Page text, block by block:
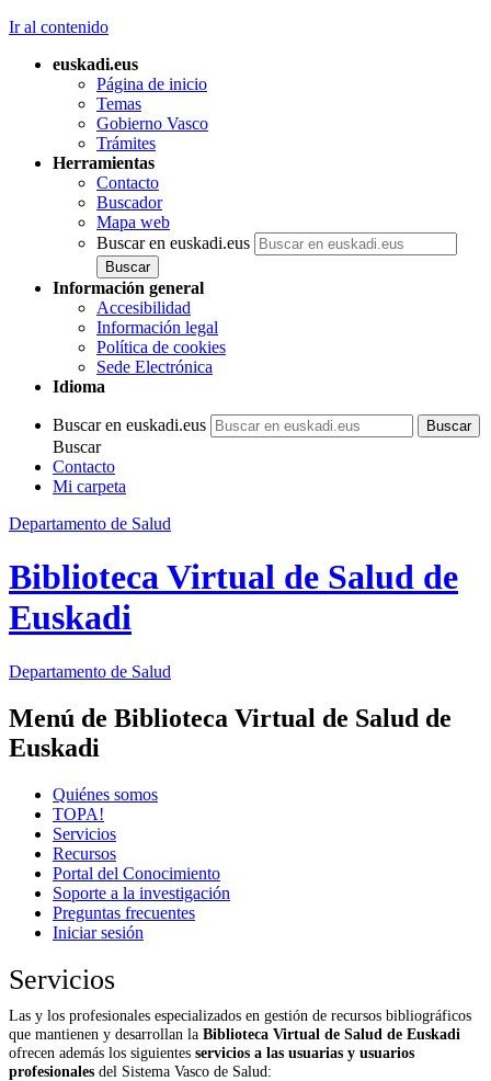
Ir al contenido
euskadi.eus
Página de inicio
Temas
Gobierno Vasco
Trámites
Herramientas
Contacto
Buscador
Mapa web
Buscar en euskadi.eus
Información general
Accesibilidad
Información legal
Política de cookies
Sede Electrónica
Idioma
Buscar en euskadi.eus
Buscar
Contacto
Mi carpeta
Departamento de Salud
Biblioteca Virtual de Salud de
Euskadi
Departamento de Salud
Menú de Biblioteca Virtual de Salud de
Euskadi
Quiénes somos
TOPA!
Servicios
Recursos
Portal del Conocimiento
Soporte a la investigación
Preguntas frecuentes
Iniciar sesión
Servicios
Las y los profesionales especializados en gestión de recursos bibliográficos
que mantienen y desarrollan la Biblioteca Virtual de Salud de Euskadi
ofrecen además los siguientes servicios a las usuarias y usuarios
profesionales del Sistema Vasco de Salud: